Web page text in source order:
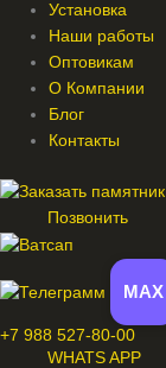
Установка
Наши работы
Оптовикам
О Компании
Блог
Контакты
Позвонить
MAX
+7 988 527-80-00
WHATS APP